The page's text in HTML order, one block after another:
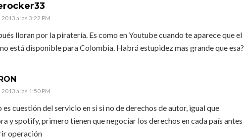
a las 3:22 PM
lloran por la piratería. Es como en Youtube cuando te aparece que el
está disponible para Colombia. Habrá estupidez mas grande que esa?
a las 1:50 PM
es cuestión del servicio en si si no de derechos de autor, igual que
y spotify, primero tienen que negociar los derechos en cada país antes
operación